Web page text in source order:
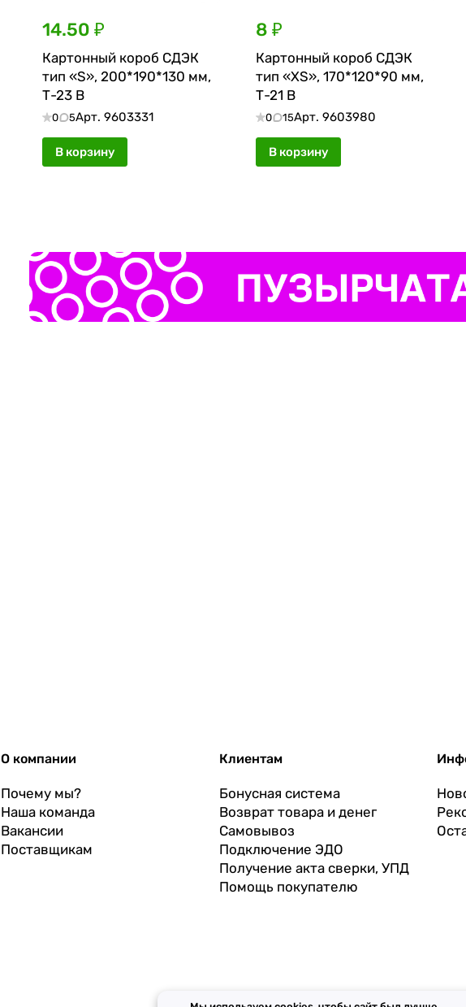
14.50 ₽
Картонный короб СДЭК
тип «S», 200*190*130 мм,
Т-23 В
0 5Арт. 9603331
В корзину
8 ₽
Картонный короб СДЭК
тип «XS», 170*120*90 мм,
Т-21 В
0 15Арт. 9603980
В корзину
О компании
Почему мы?
Наша команда
Вакансии
Поставщикам
Клиентам
Бонусная система
Возврат товара и денег
Самовывоз
Подключение ЭДО
Получение акта сверки, УПД
Помощь покупателю